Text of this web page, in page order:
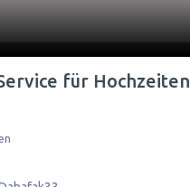
für Hochzeiten